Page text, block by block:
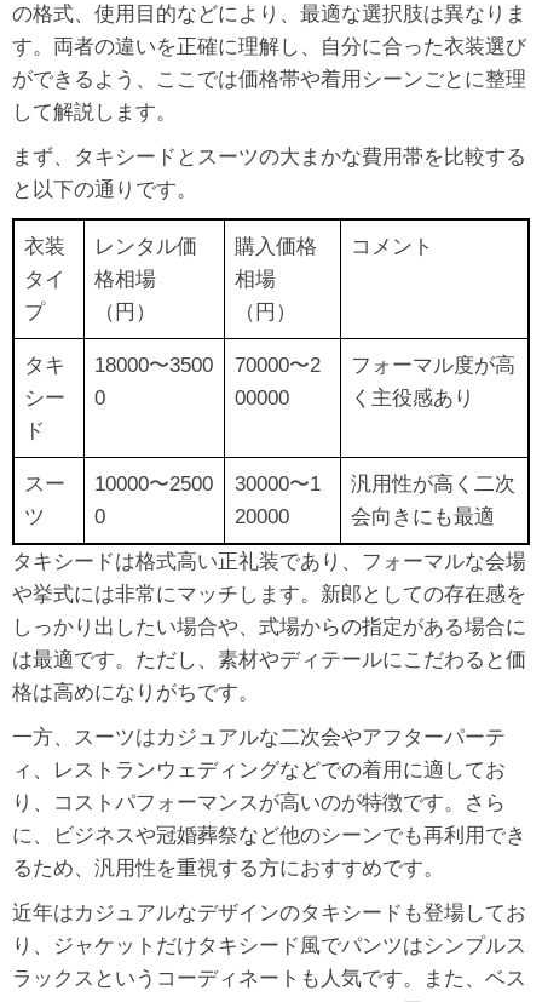
の格式、使用目的などにより、最適な選択肢は異なりま
す。両者の違いを正確に理解し、自分に合った衣装選び
ができるよう、ここでは価格帯や着用シーンごとに整理
して解説します。
まず、タキシードとスーツの大まかな費用帯を比較する
と以下の通りです。
衣装
タイ
プ
レンタル価
格相場
（円）
購入価格
相場
（円）
コメント
タキ
シー
ド
18000〜3500
0
70000〜2
00000
フォーマル度が高
く主役感あり
スー
ツ
10000〜2500
0
30000〜1
20000
汎用性が高く二次
会向きにも最適
タキシードは格式高い正礼装であり、フォーマルな会場
や挙式には非常にマッチします。新郎としての存在感を
しっかり出したい場合や、式場からの指定がある場合に
は最適です。ただし、素材やディテールにこだわると価
格は高めになりがちです。
一方、スーツはカジュアルな二次会やアフターパーテ
ィ、レストランウェディングなどでの着用に適してお
り、コストパフォーマンスが高いのが特徴です。さら
に、ビジネスや冠婚葬祭など他のシーンでも再利用でき
るため、汎用性を重視する方におすすめです。
近年はカジュアルなデザインのタキシードも登場してお
り、ジャケットだけタキシード風でパンツはシンプルス
ラックスというコーディネートも人気です。また、ベス